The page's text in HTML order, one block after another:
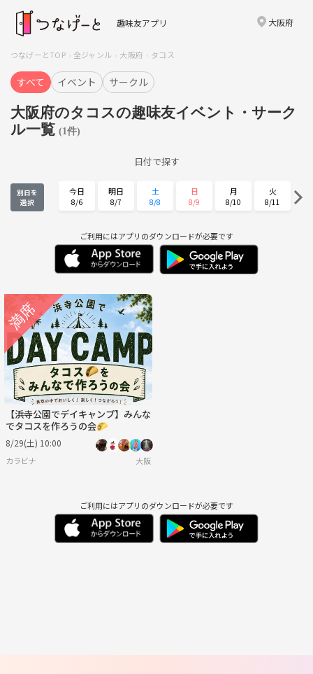
趣味友アプリ 大阪府
つなげーとTOP 全ジャンル 大阪府 タコス
すべて イベント サークル
大阪府のタコスの趣味友イベント・サーク
ル一覧 (1件)
日付で探す
別日を
選択
今日
8/6
明日
8/7
土
8/8
日
8/9
月
8/10
火
8/11
8/12 8/13 8/14 8/15 8/16
火
8/18
水
8/19
金
8/21
土
8/22
8/24 8/25 8/26
日
8/30 8/31
火
9/1
ご利用にはアプリのダウンロードが必要です
【浜寺公園でデイキャンプ】みんな
でタコスを作ろうの会🌮
8/29(土) 10:00
カラビナ 大阪
ご利用にはアプリのダウンロードが必要です